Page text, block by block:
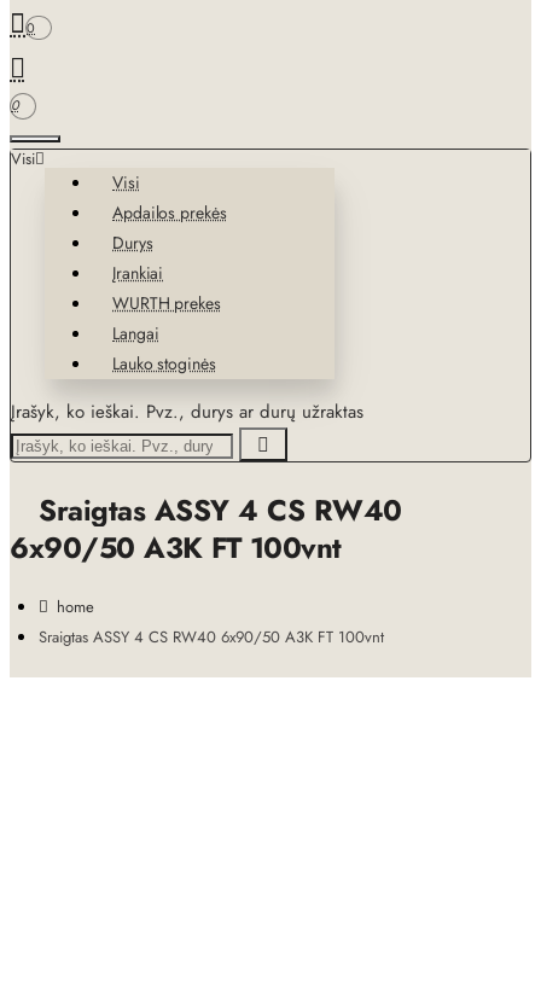
0
0
Visi
Visi
Apdailos prekės
Durys
Įrankiai
WURTH prekes
Langai
Lauko stoginės
Įrašyk, ko ieškai. Pvz., durys ar durų užraktas
Sraigtas ASSY 4 CS RW40
6x90/50 A3K FT 100vnt
home
Sraigtas ASSY 4 CS RW40 6x90/50 A3K FT 100vnt